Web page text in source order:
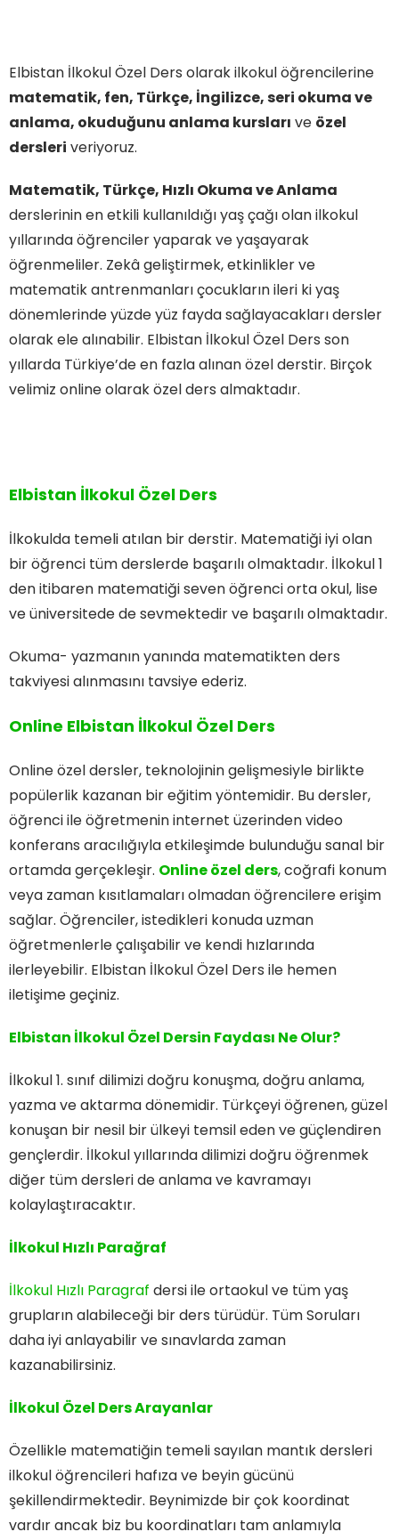
Elbistan İlkokul Özel Ders olarak ilkokul öğrencilerine
matematik, fen, Türkçe, İngilizce, seri okuma ve
anlama, okuduğunu anlama kursları ve özel
dersleri veriyoruz.
Matematik, Türkçe, Hızlı Okuma ve Anlama
derslerinin en etkili kullanıldığı yaş çağı olan ilkokul
yıllarında öğrenciler yaparak ve yaşayarak
öğrenmeliler. Zekâ geliştirmek, etkinlikler ve
matematik antrenmanları çocukların ileri ki yaş
dönemlerinde yüzde yüz fayda sağlayacakları dersler
olarak ele alınabilir. Elbistan İlkokul Özel Ders son
yıllarda Türkiye’de en fazla alınan özel derstir. Birçok
velimiz online olarak özel ders almaktadır.
Elbistan İlkokul Özel Ders
İlkokulda temeli atılan bir derstir. Matematiği iyi olan
bir öğrenci tüm derslerde başarılı olmaktadır. İlkokul 1
den itibaren matematiği seven öğrenci orta okul, lise
ve üniversitede de sevmektedir ve başarılı olmaktadır.
Okuma- yazmanın yanında matematikten ders
takviyesi alınmasını tavsiye ederiz.
Online Elbistan İlkokul Özel Ders
Online özel dersler, teknolojinin gelişmesiyle birlikte
popülerlik kazanan bir eğitim yöntemidir. Bu dersler,
öğrenci ile öğretmenin internet üzerinden video
konferans aracılığıyla etkileşimde bulunduğu sanal bir
ortamda gerçekleşir. Online özel ders, coğrafi konum
veya zaman kısıtlamaları olmadan öğrencilere erişim
sağlar. Öğrenciler, istedikleri konuda uzman
öğretmenlerle çalışabilir ve kendi hızlarında
ilerleyebilir. Elbistan İlkokul Özel Ders ile hemen
iletişime geçiniz.
Elbistan İlkokul Özel Dersin Faydası Ne Olur?
İlkokul 1. sınıf dilimizi doğru konuşma, doğru anlama,
yazma ve aktarma dönemidir. Türkçeyi öğrenen, güzel
konuşan bir nesil bir ülkeyi temsil eden ve güçlendiren
gençlerdir. İlkokul yıllarında dilimizi doğru öğrenmek
diğer tüm dersleri de anlama ve kavramayı
kolaylaştıracaktır.
İlkokul Hızlı Parağraf
İlkokul Hızlı Paragraf dersi ile ortaokul ve tüm yaş
grupların alabileceği bir ders türüdür. Tüm Soruları
daha iyi anlayabilir ve sınavlarda zaman
kazanabilirsiniz.
İlkokul Özel Ders Arayanlar
Özellikle matematiğin temeli sayılan mantık dersleri
ilkokul öğrencileri hafıza ve beyin gücünü
şekillendirmektedir. Beynimizde bir çok koordinat
vardır ancak biz bu koordinatları tam anlamıyla